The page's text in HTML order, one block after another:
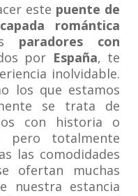
este puente de
romántica
paradores con
por España, te
inolvidable.
los que estamos
se trata de
con historia o
pero totalmente
las comodidades
ofertan muchas
nuestra estancia